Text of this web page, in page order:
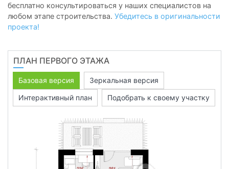
бесплатно консультироваться у наших специалистов на
любом этапе строительства. Убедитесь в оригинальности
проекта!
ПЛАН ПЕРВОГО ЭТАЖА
Базовая версия
Зеркальная версия
Интерактивный план
Подобрать к своему участку